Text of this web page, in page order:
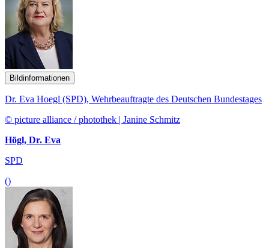
Bildinformationen
Dr. Eva Hoegl (SPD), Wehrbeauftragte des Deutschen Bundestages
© picture alliance / photothek | Janine Schmitz
Högl, Dr. Eva
SPD
()